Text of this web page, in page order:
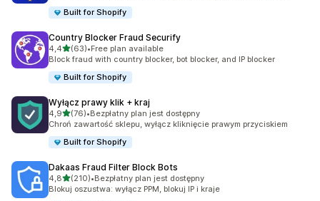
Built for Shopify
Country Blocker Fraud Securify
4,4na 5 gwiazdek
(63)
Łączna liczba recenzji: 63
•Free plan available
Block fraud with country blocker, bot blocker, and IP blocker
Built for Shopify
Wyłącz prawy klik + kraj
4,9na 5 gwiazdek
(76)
Łączna liczba recenzji: 76
•Bezpłatny plan jest dostępny
Chroń zawartość sklepu, wyłącz kliknięcie prawym przyciskiem
Built for Shopify
Dakaas Fraud Filter Block Bots
4,8na 5 gwiazdek
(210)
Łączna liczba recenzji: 210
•Bezpłatny plan jest dostępny
Blokuj oszustwa: wyłącz PPM, blokuj IP i kraje